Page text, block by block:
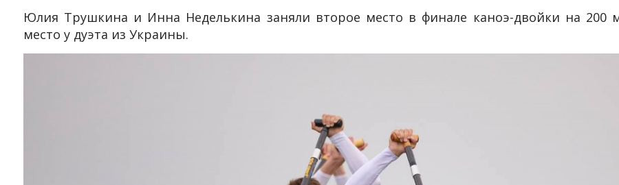
Юлия Трушкина и Инна Неделькина заняли второе место в финале каноэ-двойки на 200
место у дуэта из Украины.